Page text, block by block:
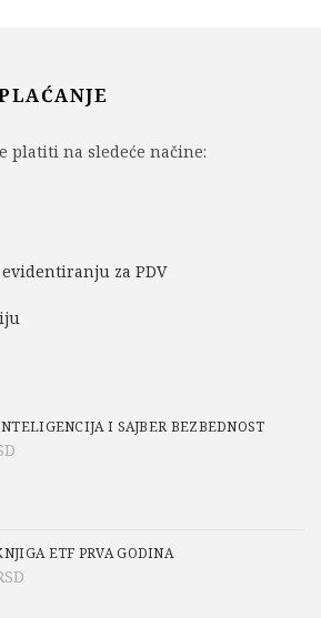
platiti na sledeće načine:
za PDV
I SAJBER BEZBEDNOST
ETF PRVA GODINA